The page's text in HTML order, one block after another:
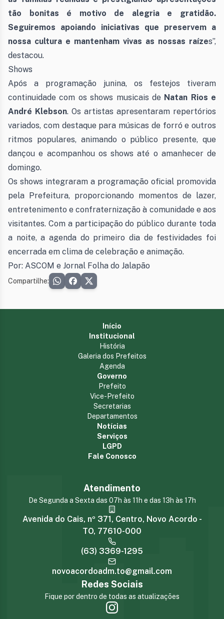
tão bonitas é motivo de alegria e gratidão.
Seguiremos apoiando iniciativas que preservem a
nossa cultura e mantenham vivas as nossas raízes”,
destacou.
Shows
Após a programação junina, os festejos tiveram
continuidade com os shows musicais de Natan Rios e
André Klebson. Os artistas apresentaram repertórios
variados, com destaque para músicas de forró e outros
ritmos populares, animando o público presente, que
dançou e acompanhou os shows até o amanhecer de
domingo.
Os shows integraram a programação oficial promovida
pela Prefeitura, proporcionando momentos de lazer,
entretenimento e confraternização à comunidade e aos
visitantes. Com a participação do público durante toda
a noite, a agenda do primeiro dia de festividades foi
encerrada em clima de celebração e animação.
Por: ASCOM e Jornal Folha do Jalapão
Compartilhe:
Início
Institucional
História
Galeria dos Prefeitos
Agenda
Governo
Prefeito
Vice-Prefeito
Secretarias
Departamentos
Notícias
Serviços
LGPD
Fale Conosco
Atendimento
De Segunda a Sexta das 07h às 11h e das 13h às 17h
Avenida do Cais, nº 371, Centro, Novo Acordo -
TO, 77610-000
(63) 3369-1295
novoacordoadm.to@gmail.com
Redes Sociais
Fique por dentro de todas as atualizações